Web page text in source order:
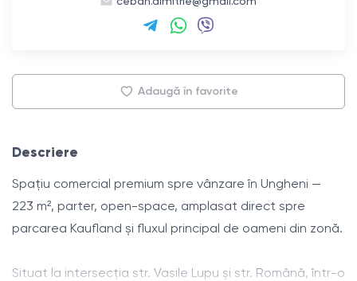
Adaugă în favorite
Descriere
Spațiu comercial premium spre vânzare în Ungheni —
223 m², parter, open-space, amplasat direct spre
parcarea Kaufland și fluxul principal de oameni din zonă.
Situat la intersecția str. Vasile Lupu și str. Română, într-o